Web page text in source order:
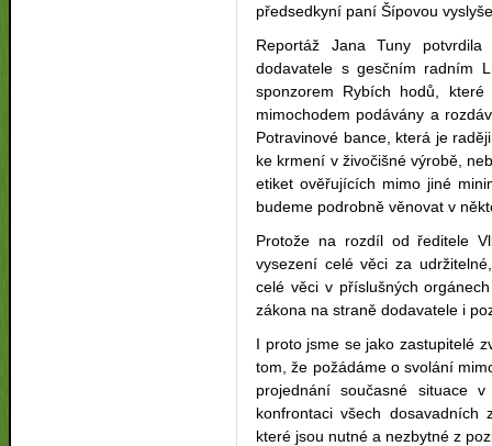
předsedkyní paní Šípovou
Reportáž Jana Tuny
dodavatele s gesčním radním
sponzorem Rybích hodů,
mimochodem podávány a
Potravinové bance, která je
ke krmení v živočišné výrobě,
etiket ověřujících mimo jiné
budeme podrobně věnovat v
Protože na rozdíl od ředitele
vysezení celé věci za
celé věci v příslušných
zákona na straně dodavatele i
I proto jsme se jako zastupitelé
tom, že požádáme o svolání
projednání současné situace
konfrontaci všech dosavadních
které jsou nutné a nezbytné z